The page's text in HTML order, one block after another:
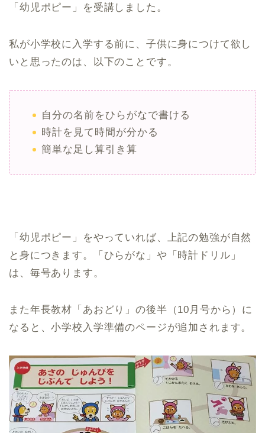
「幼児ポピー」を受講しました。
私が小学校に入学する前に、子供に身につけて欲し
いと思ったのは、以下のことです。
自分の名前をひらがなで書ける
時計を見て時間が分かる
簡単な足し算引き算
「幼児ポピー」をやっていれば、上記の勉強が自然
と身につきます。「ひらがな」や「時計ドリル」
は、毎号あります。
また年長教材「あおどり」の後半（10月号から）に
なると、小学校入学準備のページが追加されます。